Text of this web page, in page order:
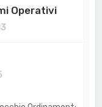
Operativi